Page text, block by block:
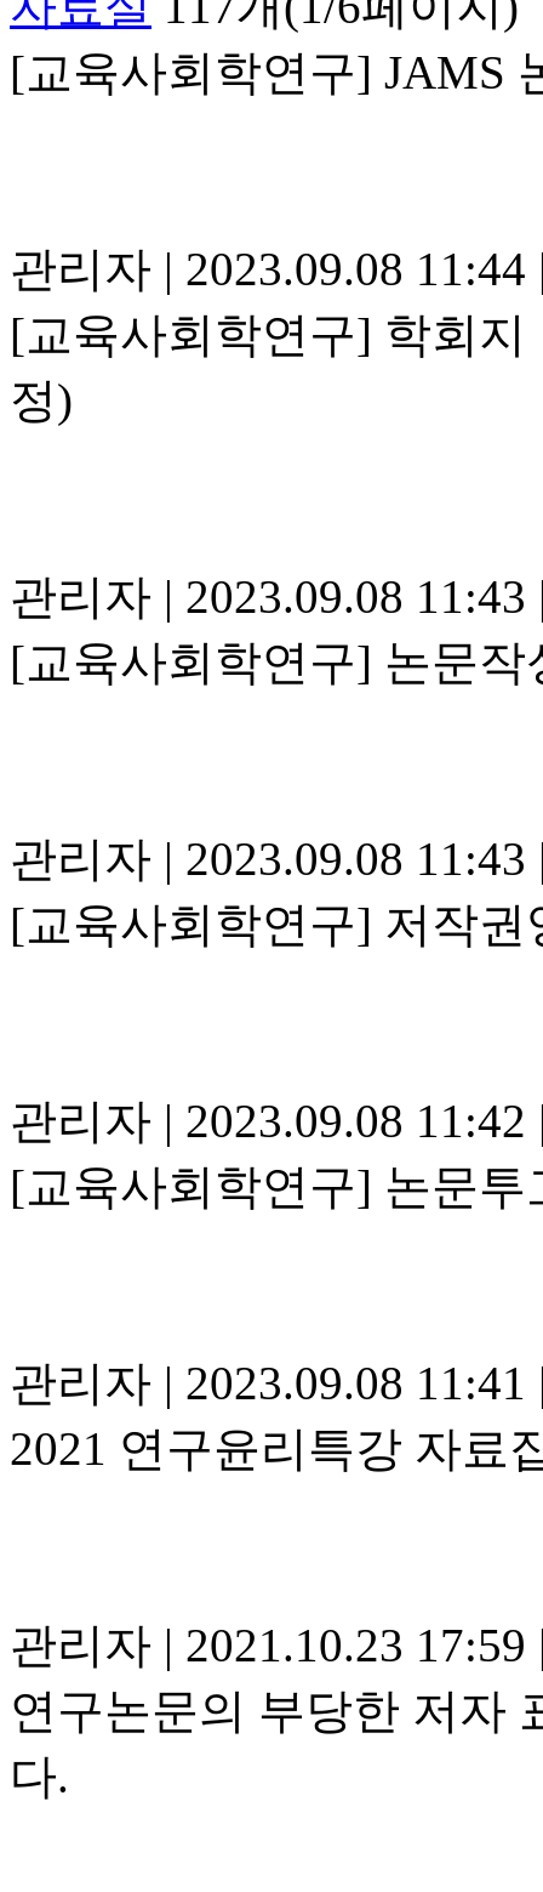
[교육사회학연구] JAMS
관리자 | 2023.09.08 11:44
[교육사회학연구] 학회지
정)
관리자 | 2023.09.08 11:43
[교육사회학연구] 논문작
관리자 | 2023.09.08 11:43
[교육사회학연구] 저작권
관리자 | 2023.09.08 11:42
[교육사회학연구] 논문투
관리자 | 2023.09.08 11:41
2021 연구윤리특강 자료
관리자 | 2021.10.23 17:59
연구논문의 부당한 저자
다.